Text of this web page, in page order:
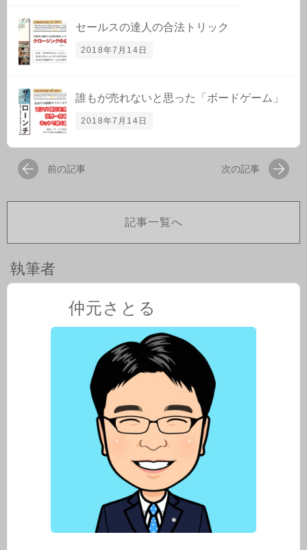
セールスの達人の合法トリック
2018年7月14日
誰もが売れないと思った「ボードゲーム」
2018年7月14日
前の記事 次の記事
記事一覧へ
執筆者
仲元さとる